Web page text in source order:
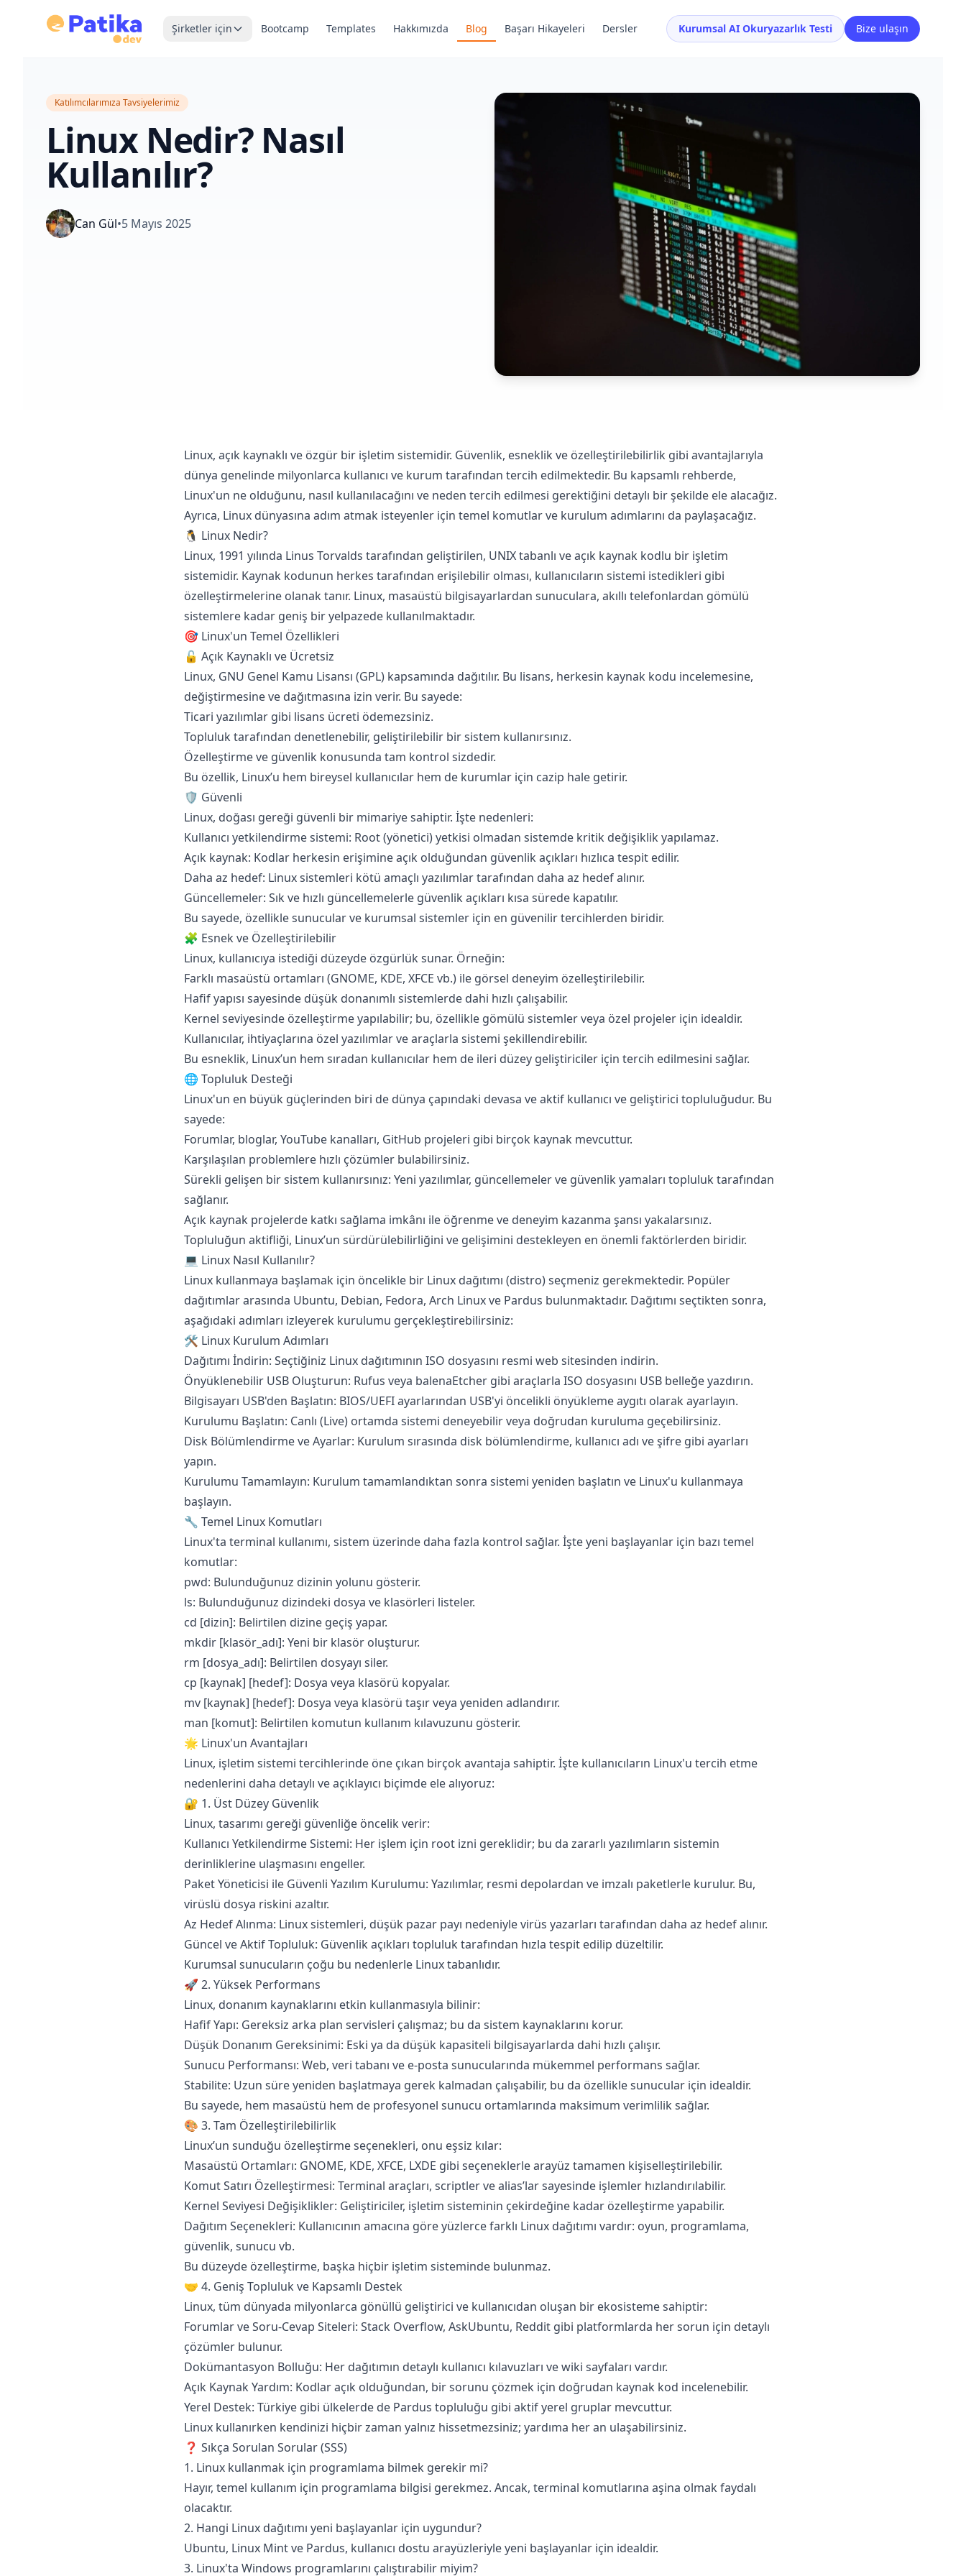
Şirketler için Bootcamp Templates Hakkımızda Blog Başarı Hikayeleri Dersler Kurumsal AI Okuryazarlık Testi Bize ulaşın
Katılımcılarımıza Tavsiyelerimiz
Linux Nedir? Nasıl
Kullanılır?
Can Gül•5 Mayıs 2025
Linux, açık kaynaklı ve özgür bir işletim sistemidir. Güvenlik, esneklik ve özelleştirilebilirlik gibi avantajlarıyla
dünya genelinde milyonlarca kullanıcı ve kurum tarafından tercih edilmektedir. Bu kapsamlı rehberde,
Linux'un ne olduğunu, nasıl kullanılacağını ve neden tercih edilmesi gerektiğini detaylı bir şekilde ele alacağız.
Ayrıca, Linux dünyasına adım atmak isteyenler için temel komutlar ve kurulum adımlarını da paylaşacağız.​
🐧 Linux Nedir?
Linux, 1991 yılında Linus Torvalds tarafından geliştirilen, UNIX tabanlı ve açık kaynak kodlu bir işletim
sistemidir. Kaynak kodunun herkes tarafından erişilebilir olması, kullanıcıların sistemi istedikleri gibi
özelleştirmelerine olanak tanır. Linux, masaüstü bilgisayarlardan sunuculara, akıllı telefonlardan gömülü
sistemlere kadar geniş bir yelpazede kullanılmaktadır.​
🎯 Linux'un Temel Özellikleri
🔓 Açık Kaynaklı ve Ücretsiz
Linux, GNU Genel Kamu Lisansı (GPL) kapsamında dağıtılır. Bu lisans, herkesin kaynak kodu incelemesine,
değiştirmesine ve dağıtmasına izin verir. Bu sayede:
Ticari yazılımlar gibi lisans ücreti ödemezsiniz.
Topluluk tarafından denetlenebilir, geliştirilebilir bir sistem kullanırsınız.
Özelleştirme ve güvenlik konusunda tam kontrol sizdedir.
Bu özellik, Linux’u hem bireysel kullanıcılar hem de kurumlar için cazip hale getirir.
🛡️ Güvenli
Linux, doğası gereği güvenli bir mimariye sahiptir. İşte nedenleri:
Kullanıcı yetkilendirme sistemi: Root (yönetici) yetkisi olmadan sistemde kritik değişiklik yapılamaz.
Açık kaynak: Kodlar herkesin erişimine açık olduğundan güvenlik açıkları hızlıca tespit edilir.
Daha az hedef: Linux sistemleri kötü amaçlı yazılımlar tarafından daha az hedef alınır.
Güncellemeler: Sık ve hızlı güncellemelerle güvenlik açıkları kısa sürede kapatılır.
Bu sayede, özellikle sunucular ve kurumsal sistemler için en güvenilir tercihlerden biridir.
🧩 Esnek ve Özelleştirilebilir
Linux, kullanıcıya istediği düzeyde özgürlük sunar. Örneğin:
Farklı masaüstü ortamları (GNOME, KDE, XFCE vb.) ile görsel deneyim özelleştirilebilir.
Hafif yapısı sayesinde düşük donanımlı sistemlerde dahi hızlı çalışabilir.
Kernel seviyesinde özelleştirme yapılabilir; bu, özellikle gömülü sistemler veya özel projeler için idealdir.
Kullanıcılar, ihtiyaçlarına özel yazılımlar ve araçlarla sistemi şekillendirebilir.
Bu esneklik, Linux’un hem sıradan kullanıcılar hem de ileri düzey geliştiriciler için tercih edilmesini sağlar.
🌐 Topluluk Desteği
Linux'un en büyük güçlerinden biri de dünya çapındaki devasa ve aktif kullanıcı ve geliştirici topluluğudur. Bu
sayede:
Forumlar, bloglar, YouTube kanalları, GitHub projeleri gibi birçok kaynak mevcuttur.
Karşılaşılan problemlere hızlı çözümler bulabilirsiniz.
Sürekli gelişen bir sistem kullanırsınız: Yeni yazılımlar, güncellemeler ve güvenlik yamaları topluluk tarafından
sağlanır.
Açık kaynak projelerde katkı sağlama imkânı ile öğrenme ve deneyim kazanma şansı yakalarsınız.
Topluluğun aktifliği, Linux’un sürdürülebilirliğini ve gelişimini destekleyen en önemli faktörlerden biridir.
💻 Linux Nasıl Kullanılır?
Linux kullanmaya başlamak için öncelikle bir Linux dağıtımı (distro) seçmeniz gerekmektedir. Popüler
dağıtımlar arasında Ubuntu, Debian, Fedora, Arch Linux ve Pardus bulunmaktadır. Dağıtımı seçtikten sonra,
aşağıdaki adımları izleyerek kurulumu gerçekleştirebilirsiniz:
🛠️ Linux Kurulum Adımları
Dağıtımı İndirin: Seçtiğiniz Linux dağıtımının ISO dosyasını resmi web sitesinden indirin.
Önyüklenebilir USB Oluşturun: Rufus veya balenaEtcher gibi araçlarla ISO dosyasını USB belleğe yazdırın.
Bilgisayarı USB'den Başlatın: BIOS/UEFI ayarlarından USB'yi öncelikli önyükleme aygıtı olarak ayarlayın.
Kurulumu Başlatın: Canlı (Live) ortamda sistemi deneyebilir veya doğrudan kuruluma geçebilirsiniz.
Disk Bölümlendirme ve Ayarlar: Kurulum sırasında disk bölümlendirme, kullanıcı adı ve şifre gibi ayarları
yapın.
Kurulumu Tamamlayın: Kurulum tamamlandıktan sonra sistemi yeniden başlatın ve Linux'u kullanmaya
başlayın.​
🔧 Temel Linux Komutları
Linux'ta terminal kullanımı, sistem üzerinde daha fazla kontrol sağlar. İşte yeni başlayanlar için bazı temel
komutlar:​
pwd: Bulunduğunuz dizinin yolunu gösterir.
ls: Bulunduğunuz dizindeki dosya ve klasörleri listeler.
cd [dizin]: Belirtilen dizine geçiş yapar.
mkdir [klasör_adı]: Yeni bir klasör oluşturur.
rm [dosya_adı]: Belirtilen dosyayı siler.
cp [kaynak] [hedef]: Dosya veya klasörü kopyalar.
mv [kaynak] [hedef]: Dosya veya klasörü taşır veya yeniden adlandırır.
man [komut]: Belirtilen komutun kullanım kılavuzunu gösterir.​
🌟 Linux'un Avantajları
Linux, işletim sistemi tercihlerinde öne çıkan birçok avantaja sahiptir. İşte kullanıcıların Linux'u tercih etme
nedenlerini daha detaylı ve açıklayıcı biçimde ele alıyoruz:
🔐 1. Üst Düzey Güvenlik
Linux, tasarımı gereği güvenliğe öncelik verir:
Kullanıcı Yetkilendirme Sistemi: Her işlem için root izni gereklidir; bu da zararlı yazılımların sistemin
derinliklerine ulaşmasını engeller.
Paket Yöneticisi ile Güvenli Yazılım Kurulumu: Yazılımlar, resmi depolardan ve imzalı paketlerle kurulur. Bu,
virüslü dosya riskini azaltır.
Az Hedef Alınma: Linux sistemleri, düşük pazar payı nedeniyle virüs yazarları tarafından daha az hedef alınır.
Güncel ve Aktif Topluluk: Güvenlik açıkları topluluk tarafından hızla tespit edilip düzeltilir.
Kurumsal sunucuların çoğu bu nedenlerle Linux tabanlıdır.
🚀 2. Yüksek Performans
Linux, donanım kaynaklarını etkin kullanmasıyla bilinir:
Hafif Yapı: Gereksiz arka plan servisleri çalışmaz; bu da sistem kaynaklarını korur.
Düşük Donanım Gereksinimi: Eski ya da düşük kapasiteli bilgisayarlarda dahi hızlı çalışır.
Sunucu Performansı: Web, veri tabanı ve e-posta sunucularında mükemmel performans sağlar.
Stabilite: Uzun süre yeniden başlatmaya gerek kalmadan çalışabilir, bu da özellikle sunucular için idealdir.
Bu sayede, hem masaüstü hem de profesyonel sunucu ortamlarında maksimum verimlilik sağlar.
🎨 3. Tam Özelleştirilebilirlik
Linux’un sunduğu özelleştirme seçenekleri, onu eşsiz kılar:
Masaüstü Ortamları: GNOME, KDE, XFCE, LXDE gibi seçeneklerle arayüz tamamen kişiselleştirilebilir.
Komut Satırı Özelleştirmesi: Terminal araçları, scriptler ve alias’lar sayesinde işlemler hızlandırılabilir.
Kernel Seviyesi Değişiklikler: Geliştiriciler, işletim sisteminin çekirdeğine kadar özelleştirme yapabilir.
Dağıtım Seçenekleri: Kullanıcının amacına göre yüzlerce farklı Linux dağıtımı vardır: oyun, programlama,
güvenlik, sunucu vb.
Bu düzeyde özelleştirme, başka hiçbir işletim sisteminde bulunmaz.
🤝 4. Geniş Topluluk ve Kapsamlı Destek
Linux, tüm dünyada milyonlarca gönüllü geliştirici ve kullanıcıdan oluşan bir ekosisteme sahiptir:
Forumlar ve Soru-Cevap Siteleri: Stack Overflow, AskUbuntu, Reddit gibi platformlarda her sorun için detaylı
çözümler bulunur.
Dokümantasyon Bolluğu: Her dağıtımın detaylı kullanıcı kılavuzları ve wiki sayfaları vardır.
Açık Kaynak Yardım: Kodlar açık olduğundan, bir sorunu çözmek için doğrudan kaynak kod incelenebilir.
Yerel Destek: Türkiye gibi ülkelerde de Pardus topluluğu gibi aktif yerel gruplar mevcuttur.
Linux kullanırken kendinizi hiçbir zaman yalnız hissetmezsiniz; yardıma her an ulaşabilirsiniz.
❓ Sıkça Sorulan Sorular (SSS)
1. Linux kullanmak için programlama bilmek gerekir mi?
Hayır, temel kullanım için programlama bilgisi gerekmez. Ancak, terminal komutlarına aşina olmak faydalı
olacaktır.​
2. Hangi Linux dağıtımı yeni başlayanlar için uygundur?
Ubuntu, Linux Mint ve Pardus, kullanıcı dostu arayüzleriyle yeni başlayanlar için idealdir.​
3. Linux'ta Windows programlarını çalıştırabilir miyim?